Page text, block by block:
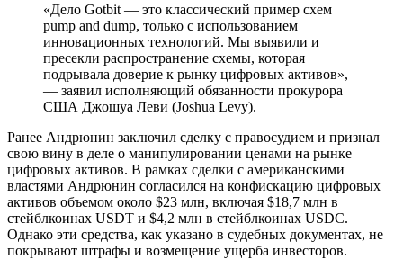
«Дело Gotbit — это классический пример схем
pump and dump, только с использованием
инновационных технологий. Мы выявили и
пресекли распространение схемы, которая
подрывала доверие к рынку цифровых активов»,
— заявил исполняющий обязанности прокурора
США Джошуа Леви (Joshua Levy).
Ранее Андрюнин заключил сделку с правосудием и признал
свою вину в деле о манипулировании ценами на рынке
цифровых активов. В рамках сделки с американскими
властями Андрюнин согласился на конфискацию цифровых
активов объемом около $23 млн, включая $18,7 млн в
стейблкоинах USDT и $4,2 млн в стейблкоинах USDC.
Однако эти средства, как указано в судебных документах, не
покрывают штрафы и возмещение ущерба инвесторов.